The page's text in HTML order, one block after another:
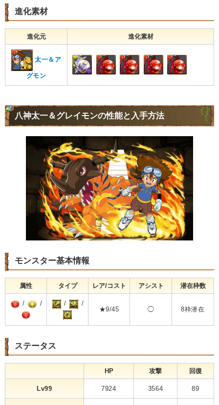
進化素材
進化元 進化素材
太一＆ア
グモン
八神太一＆グレイモンの性能と入手方法
モンスター基本情報
属性 タイプ レア/コスト アシスト 潜在枠数
/ / / /
★9/45 ◯ 8枠潜在
ステータス
HP 攻撃 回復
Lv99 7924 3564 89